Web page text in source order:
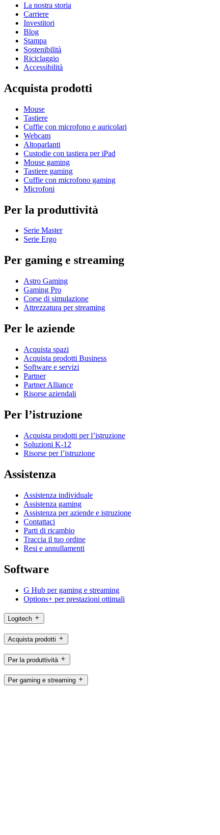
La nostra storia
Carriere
Investitori
Blog
Stampa
Sostenibilità
Riciclaggio
Accessibilità
Acquista prodotti
Mouse
Tastiere
Cuffie con microfono e auricolari
Webcam
Altoparlanti
Custodie con tastiera per iPad
Mouse gaming
Tastiere gaming
Cuffie con microfono gaming
Microfoni
Per la produttività
Serie Master
Serie Ergo
Per gaming e streaming
Astro Gaming
Gaming Pro
Corse di simulazione
Attrezzatura per streaming
Per le aziende
Acquista spazi
Acquista prodotti Business
Software e servizi
Partner
Partner Alliance
Risorse aziendali
Per l’istruzione
Acquista prodotti per l’istruzione
Soluzioni K-12
Risorse per l’istruzione
Assistenza
Assistenza individuale
Assistenza gaming
Assistenza per aziende e istruzione
Contattaci
Parti di ricambio
Traccia il tuo ordine
Resi e annullamenti
Software
G Hub per gaming e streaming
Options+ per prestazioni ottimali
Logitech
Acquista prodotti
Per la produttività
Per gaming e streaming